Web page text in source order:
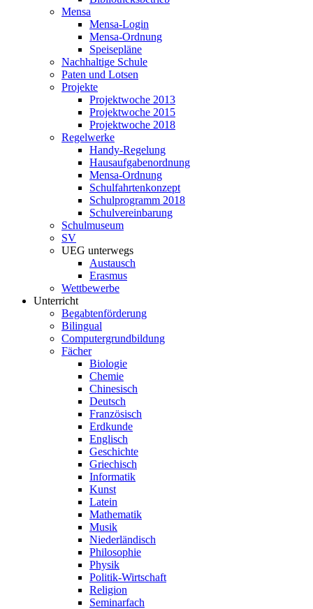
Mensa
Mensa-Login
Mensa-Ordnung
Speisepläne
Nachhaltige Schule
Paten und Lotsen
Projekte
Projektwoche 2013
Projektwoche 2015
Projektwoche 2018
Regelwerke
Handy-Regelung
Hausaufgabenordnung
Mensa-Ordnung
Schulfahrtenkonzept
Schulprogramm 2018
Schulvereinbarung
Schulmuseum
SV
UEG unterwegs
Austausch
Erasmus
Wettbewerbe
Unterricht
Begabtenförderung
Bilingual
Computergrundbildung
Fächer
Biologie
Chemie
Chinesisch
Deutsch
Französisch
Erdkunde
Englisch
Geschichte
Griechisch
Informatik
Kunst
Latein
Mathematik
Musik
Niederländisch
Philosophie
Physik
Politik-Wirtschaft
Religion
Seminarfach